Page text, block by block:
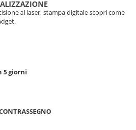
al laser, stampa digitale scopri come
5 giorni